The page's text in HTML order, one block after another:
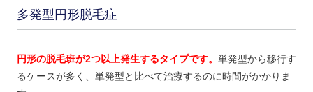
多発型円形脱毛症
円形の脱毛班が2つ以上発生するタイプです。 単発型から移行す
るケースが多く、単発型と比べて治療するのに時間がかかりま